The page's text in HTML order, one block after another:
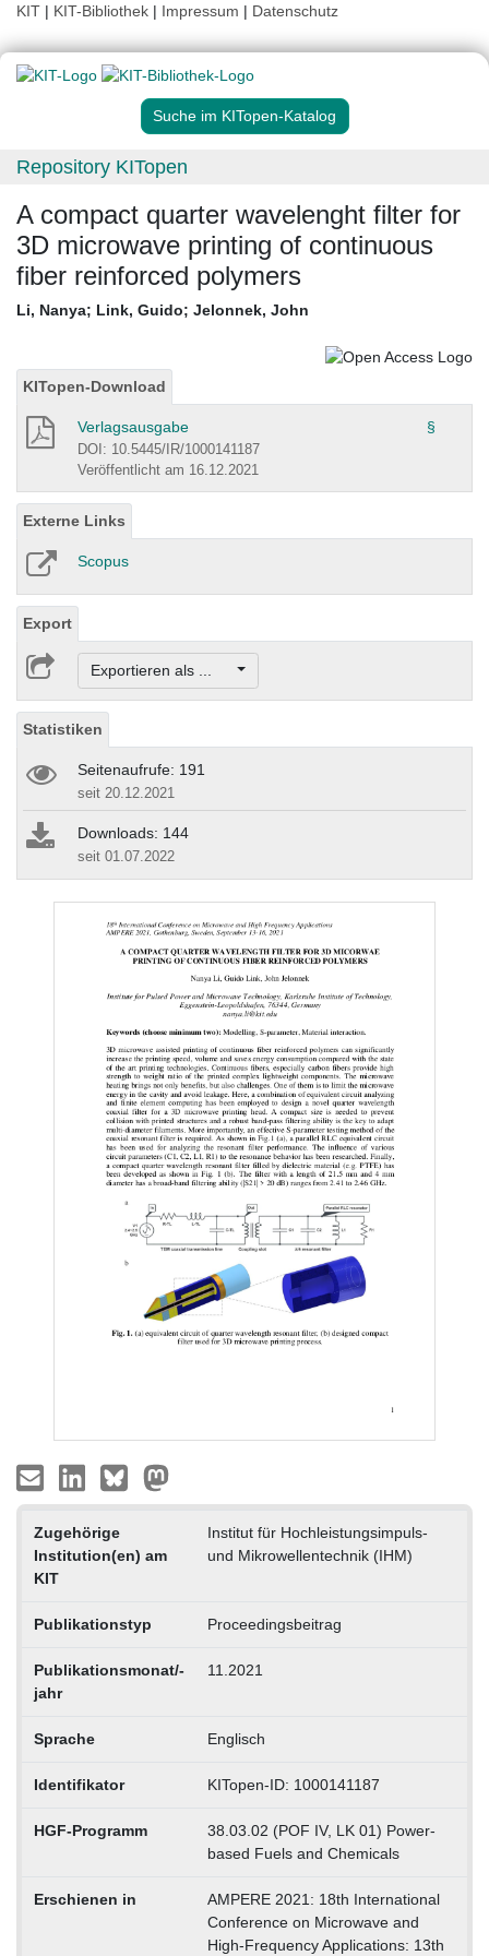
KIT | KIT-Bibliothek | Impressum | Datenschutz
Suche im KITopen-Katalog
Repository KITopen
A compact quarter wavelenght filter for
3D microwave printing of continuous
fiber reinforced polymers
Li, Nanya; Link, Guido; Jelonnek, John
KITopen-Download
Verlagsausgabe §
DOI: 10.5445/IR/1000141187
Veröffentlicht am 16.12.2021
Externe Links
Scopus
Export
Exportieren als ...
Statistiken
Seitenaufrufe: 191
seit 20.12.2021
Downloads: 144
seit 01.07.2022
Zugehörige
Institution(en) am
KIT
Institut für Hochleistungsimpuls-
und Mikrowellentechnik (IHM)
Publikationstyp Proceedingsbeitrag
Publikationsmonat/-
jahr
11.2021
Sprache Englisch
Identifikator KITopen-ID: 1000141187
HGF-Programm
38.03.02 (POF IV, LK 01) Power-
based Fuels and Chemicals
Erschienen in
AMPERE 2021: 18th International
Conference on Microwave and
High-Frequency Applications: 13th